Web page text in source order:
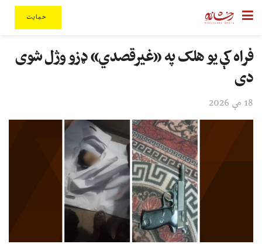
حمایت
فراه کې یو هلک په «غیرقصدي» ډزو وژل شوی
دی
18 مې 2026